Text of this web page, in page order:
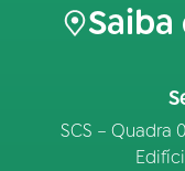
Saiba
SCS – Quadra